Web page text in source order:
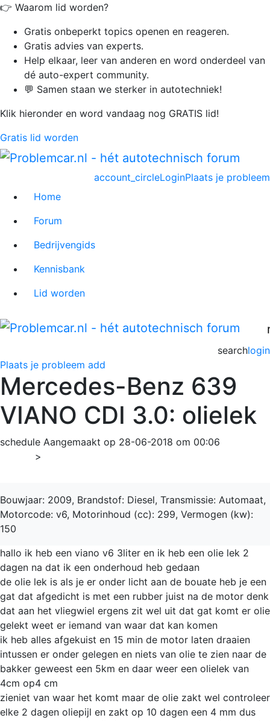
👉 Waarom lid worden?
Gratis onbeperkt topics openen en reageren.
Gratis advies van experts.
Help elkaar, leer van anderen en word onderdeel van
dé auto-expert community.
💬 Samen staan we sterker in autotechniek!
Klik hieronder en word vandaag nog GRATIS lid!
Gratis lid worden
Plaats je probleem
account_circleLogin
Home
Forum
Bedrijvengids
Kennisbank
Lid worden
login
search
Plaats je probleem add
Mercedes-Benz 639
VIANO CDI 3.0: olielek
schedule Aangemaakt op 28-06-2018 om 00:06
>
Bouwjaar: 2009, Brandstof: Diesel, Transmissie: Automaat,
Motorcode: v6, Motorinhoud (cc): 299, Vermogen (kw):
150
hallo ik heb een viano v6 3liter en ik heb een olie lek 2
dagen na dat ik een onderhoud heb gedaan
de olie lek is als je er onder licht aan de bouate heb je een
gat dat afgedicht is met een rubber juist na de motor denk
dat aan het vliegwiel ergens zit wel uit dat gat komt er olie
gelekt weet er iemand van waar dat kan komen
ik heb alles afgekuist en 15 min de motor laten draaien
intussen er onder gelegen en niets van olie te zien naar de
bakker geweest een 5km en daar weer een olielek van
4cm op4 cm
zieniet van waar het komt maar de olie zakt wel controleer
elke 2 dagen oliepijl en zakt op 10 dagen een 4 mm dus